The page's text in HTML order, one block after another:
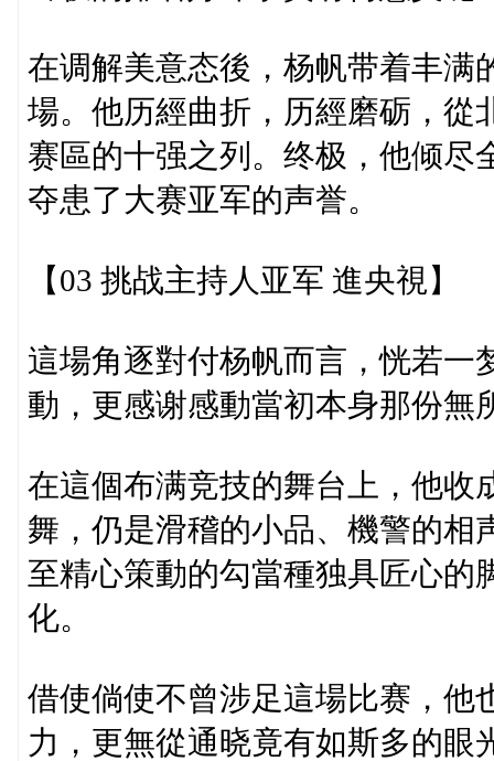
在调解美意态後，杨帆带着丰满
場。他历經曲折，历經磨砺，從
赛區的十强之列。终极，他倾尽
夺患了大赛亚军的声誉。
【03 挑战主持人亚军 進央視】
這場角逐對付杨帆而言，恍若一
動，更感谢感動當初本身那份無
在這個布满竞技的舞台上，他收
舞，仍是滑稽的小品、機警的相
至精心策動的勾當種独具匠心的
化。
借使倘使不曾涉足這場比赛，他
力，更無從通晓竟有如斯多的眼